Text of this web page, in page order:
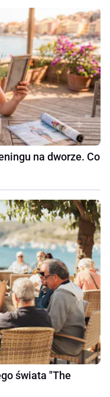
na dworze. Co
świata "The